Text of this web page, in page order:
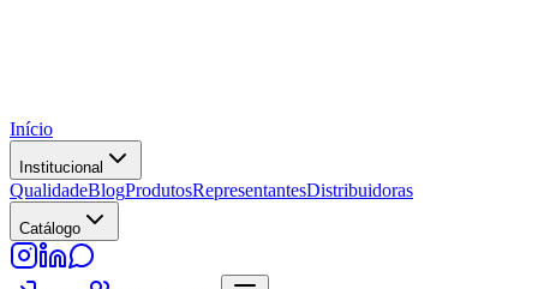
Início
Institucional
QualidadeBlogProdutosRepresentantesDistribuidoras
Catálogo